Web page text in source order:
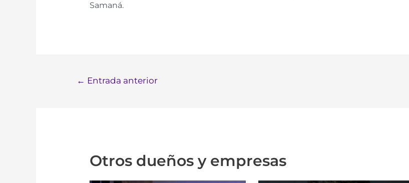
Samaná.
← Entrada anterior
Otros dueños y empresas